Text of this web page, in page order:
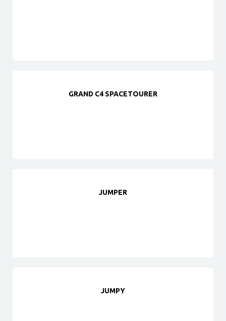
GRAND C4 SPACETOURER
JUMPER
JUMPY